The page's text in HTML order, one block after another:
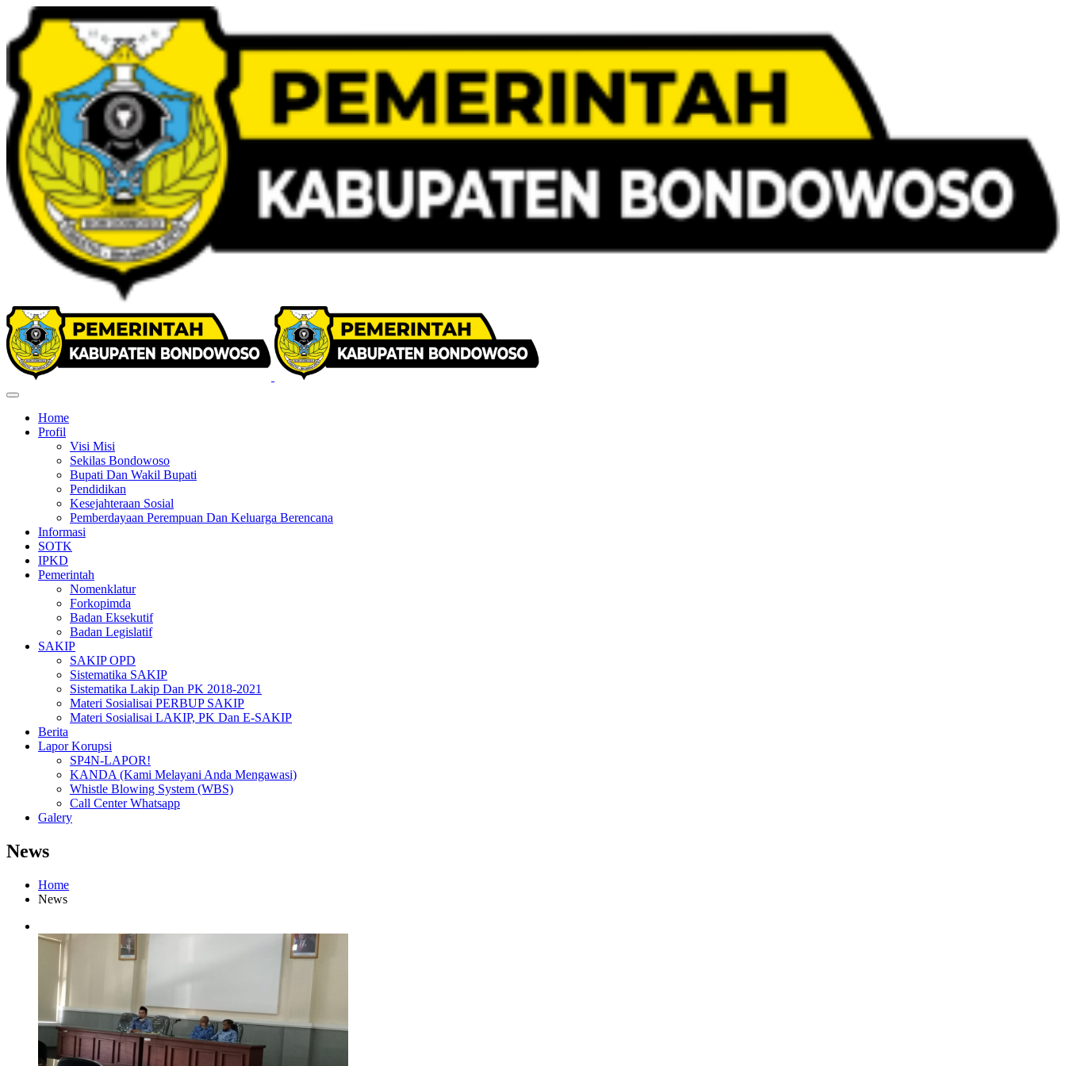
Home
Profil
Visi Misi
Sekilas Bondowoso
Bupati Dan Wakil Bupati
Pendidikan
Kesejahteraan Sosial
Pemberdayaan Perempuan Dan Keluarga Berencana
Informasi
SOTK
IPKD
Pemerintah
Nomenklatur
Forkopimda
Badan Eksekutif
Badan Legislatif
SAKIP
SAKIP OPD
Sistematika SAKIP
Sistematika Lakip Dan PK 2018-2021
Materi Sosialisai PERBUP SAKIP
Materi Sosialisai LAKIP, PK Dan E-SAKIP
Berita
Lapor Korupsi
SP4N-LAPOR!
KANDA (Kami Melayani Anda Mengawasi)
Whistle Blowing System (WBS)
Call Center Whatsapp
Galery
News
Home
News